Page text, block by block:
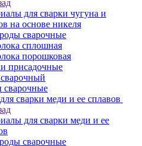
для сварки чугуна и
на основе никеля
сварочные
сплошная
порошковая
присадочные
сварочные
сварки меди и ее сплавов
для сварки меди и ее
сварочные